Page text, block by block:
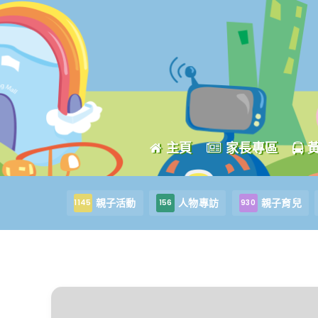
主頁 家長專區
1145 親子活動 156 人物專訪 930 親子育兒